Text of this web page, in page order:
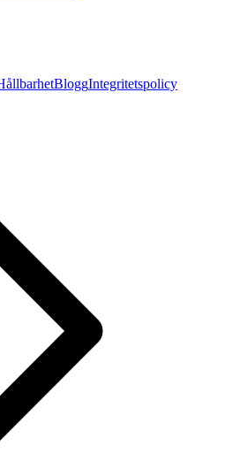
BloggIntegritetspolicy